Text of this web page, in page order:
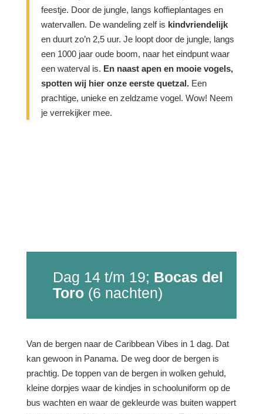
feestje. Door de jungle, langs koffieplantages en
watervallen. De wandeling zelf is kindvriendelijk
en duurt zo’n 2,5 uur. Je loopt door de jungle, langs
een 1000 jaar oude boom, naar het eindpunt waar
een waterval is. En naast apen en mooie vogels,
spotten wij hier onze eerste quetzal.Een
prachtige, unieke en zeldzame vogel. Wow! Neem
je verrekijker mee.
Dag 14 t/m 19; Bocas del
Toro (6 nachten)
Van de bergen naar de Caribbean Vibes in 1 dag. Dat
kan gewoon in Panama. De weg door de bergen is
prachtig. De toppen van de bergen in wolken gehuld,
kleine dorpjes waar de kindjes in schooluniform op de
bus wachten en waar de gekleurde was buiten wappert